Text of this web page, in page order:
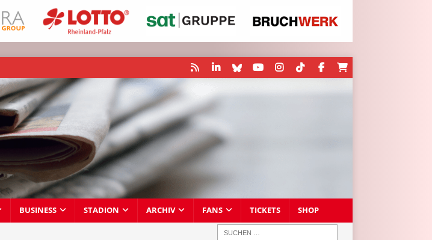
BUSINESS STADION ARCHIV FANS TICKETS SHOP